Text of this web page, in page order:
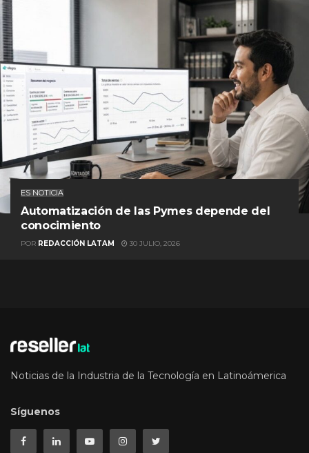
ES NOTICIA
Automatización de las Pymes depende del
conocimiento
POR REDACCIÓN LATAM 30 JULIO, 2026
Noticias de la Industria de la Tecnología en Latinoámerica
Síguenos